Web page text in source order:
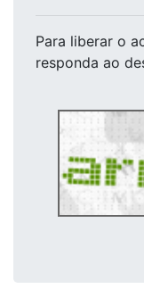
Para liberar o
responda ao